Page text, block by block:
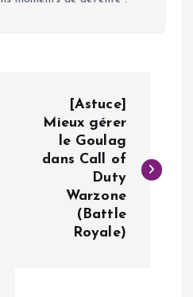
[Astuce]
Mieux gérer
le Goulag
dans Call of
Duty
Warzone
(Battle
Royale)